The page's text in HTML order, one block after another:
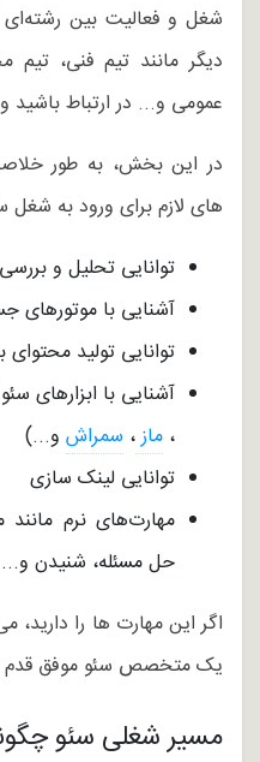
شغل و فعالیت بین رشته‌ای
دیگر مانند تیم فنی، تیم
عمومی و... در ارتباط باشید
در این بخش، به طور
های لازم برای ورود به شغل
توانایی تحلیل و
آشنایی با موتورهای
توانایی تولید
آشنایی با ابزارهای
، ماز، سمراش و...)
توانایی لینک سازی
مهارت‌های نرم مانند
حل مسئله، شنیدن و...
اگر این مهارت ها را
یک متخصص سئو موفق قدم
مسیر شغلی سئو